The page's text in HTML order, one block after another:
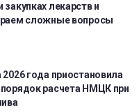
лекарств и
сложные вопросы
года приостановила
расчета НМЦК при